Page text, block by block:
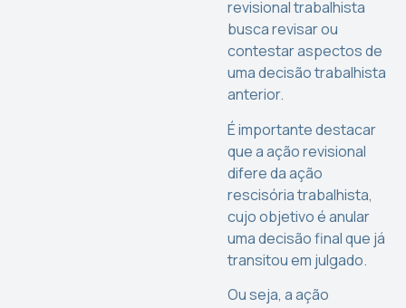
revisional trabalhista
busca revisar ou
contestar aspectos de
uma decisão trabalhista
anterior.
É importante destacar
que a ação revisional
difere da ação
rescisória trabalhista,
cujo objetivo é anular
uma decisão final que já
transitou em julgado.
Ou seja, a ação